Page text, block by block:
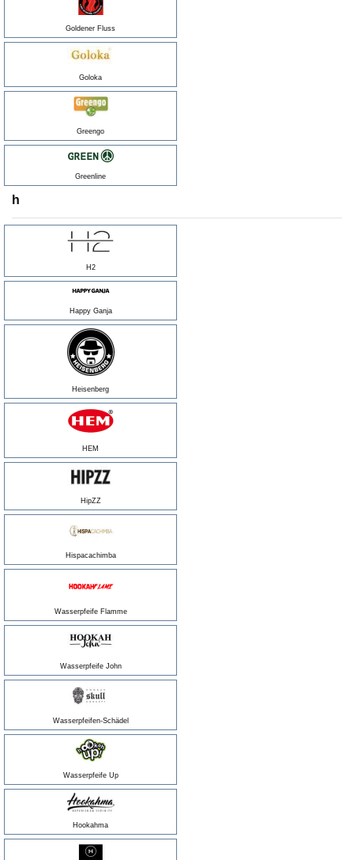
Goldener Fluss
Goloka
Greengo
Greenline
h
H2
Happy Ganja
Heisenberg
HEM
HipZZ
Hispacachimba
Wasserpfeife Flamme
Wasserpfeife John
Wasserpfeifen-Schädel
Wasserpfeife Up
Hookahma